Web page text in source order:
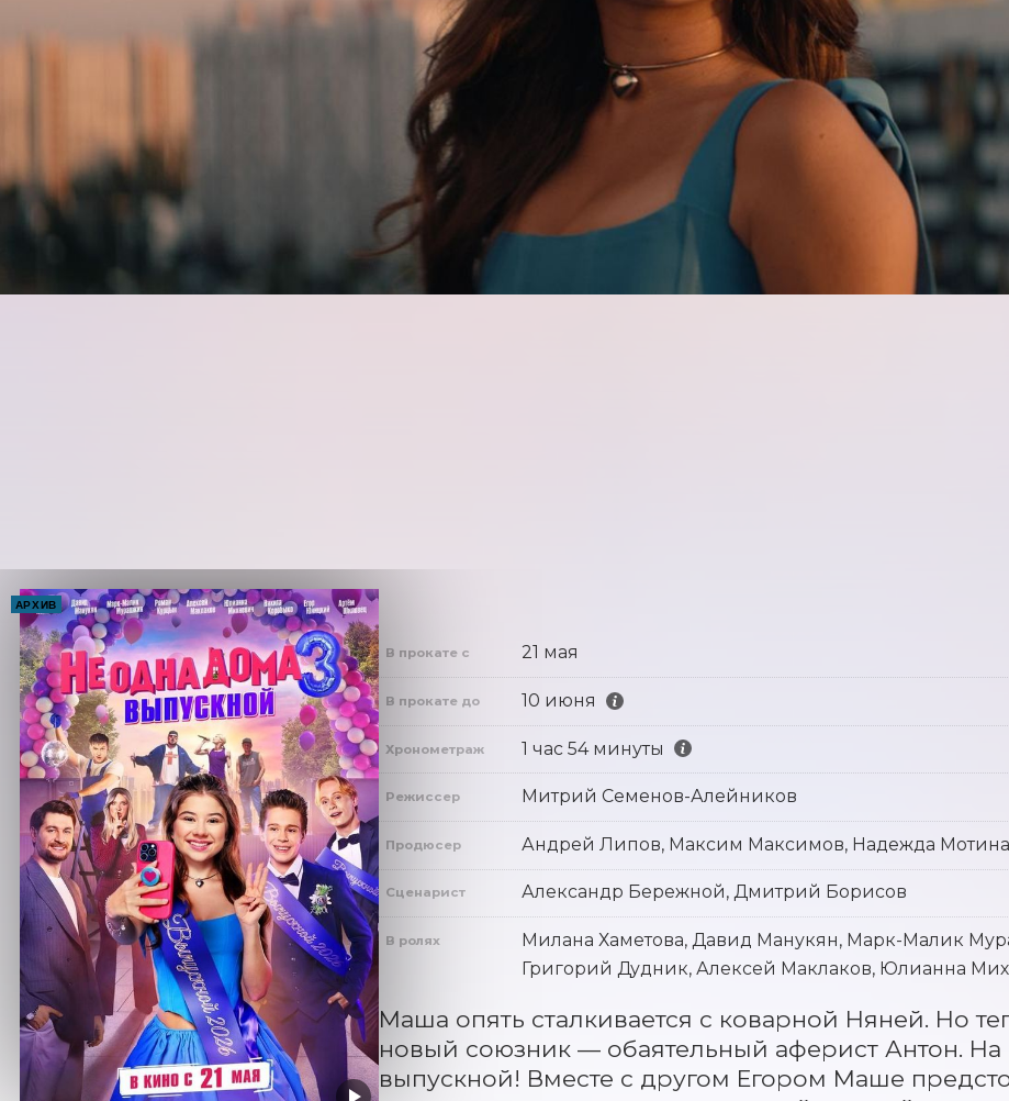
АРХИВ
В прокате с 21 мая
В прокате до 10 июня
Хронометраж 1 час 54 минуты
Режиссер Митрий Семенов-Алейников
Продюсер Андрей Липов, Максим Максимов, Надежда Мотина
Сценарист Александр Бережной, Дмитрий Борисов
В ролях
Милана Хаметова, Давид Манукян, Марк-Малик
Григорий Дудник, Алексей Маклаков, Юлианна
Маша опять сталкивается с коварной Няней. Но
новый союзник — обаятельный аферист Антон.
выпускной! Вместе с другом Егором Маше